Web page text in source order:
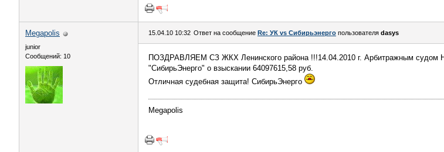
Megapolis
junior
Сообщений: 10
15.04.10 10:32 Ответ на сообщение Re: УК vs Сибирьэнерго пользователя dasys
ПОЗДРАВЛЯЕМ СЗ ЖКХ Ленинского района !!!14.04.2010 г. Арбитражным судом
"СибирьЭнерго" о взыскании 64097615,58 руб.
Отличная судебная защита! СибирьЭнерго
Megapolis